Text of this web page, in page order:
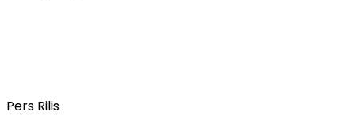
Pers Rilis